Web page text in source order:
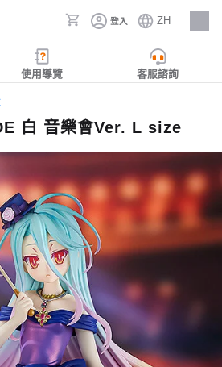
登入 ZH
人才招募
使用導覽 客服諮詢
白 音樂會Ver. L size